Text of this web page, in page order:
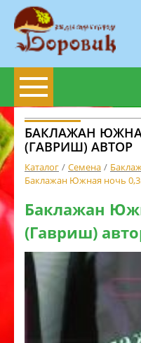
БАКЛАЖАН
(ГАВРИШ) АВТОР
Каталог Семена
Баклажан Южная ночь
Баклажан
(Гавриш)